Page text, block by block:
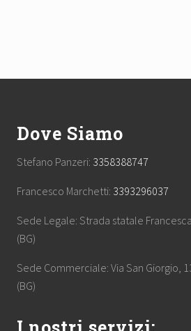
Dove Siamo
Stefano Panzeri: 3358388747
Francesco Marchetti: 3393296037
Sede Legale: Strada statale
(BG)
Sede Commerciale: Via San Giorgio,
(BG)